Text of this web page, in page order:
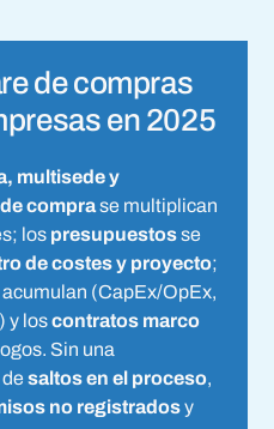
de compras
en 2025
multisede y
comprase multiplican
los presupuestosse
de costes y proyecto;
acumulan (CapEx/OpEx,
y loscontratos marco
Sin una
saltos en el proceso,
no registradosy